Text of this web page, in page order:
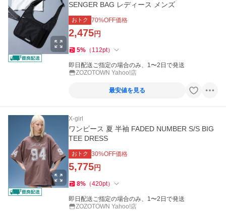
SENGER BAG レディース メンズ
おトク 70%OFF価格
2,475円
5% （ 112pt）
即日配送ご指定の場合のみ、1〜2日で発送
ZOZOTOWN Yahoo!店
最安値を見る
X-girl
ワンピース 夏 半袖 FADED NUMBER S/S BIG
TEE DRESS
おトク 30%OFF価格
5,775円
8% （420pt）
即日配送ご指定の場合のみ、1〜2日で発送
ZOZOTOWN Yahoo!店